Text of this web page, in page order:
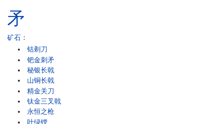
矛
矿石 ：
钴剃刀
钯金刺矛
秘银长戟
山铜长戟
精金关刀
钛金三叉戟
永恒之枪
叶绿镋